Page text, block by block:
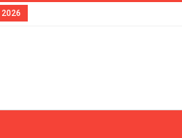
2026